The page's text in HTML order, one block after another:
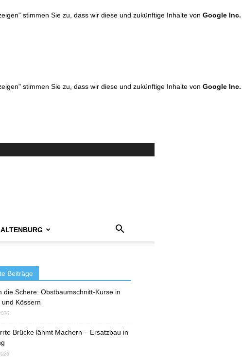
stimmen Sie zu, dass wir diese und zukünftige Inhalte von Google Inc.
stimmen Sie zu, dass wir diese und zukünftige Inhalte von Google Inc.
ALTENBURG
Beiträge
die Schere: Obstbaumschnitt-Kurse in
und Kössern
Brücke lähmt Machern – Ersatzbau in